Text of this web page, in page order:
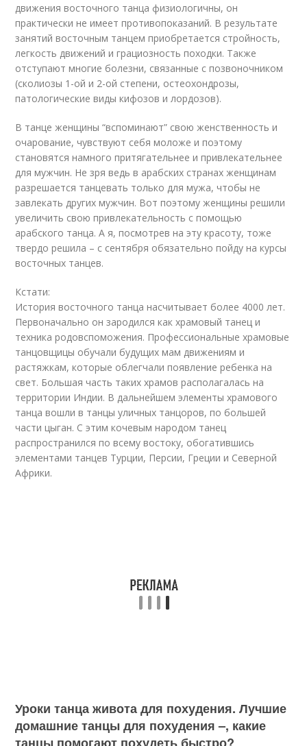
движения восточного танца физиологичны, он
практически не имеет противопоказаний. В результате
занятий восточным танцем приобретается стройность,
легкость движений и грациозность походки. Также
отступают многие болезни, связанные с позвоночником
(сколиозы 1-ой и 2-ой степени, остеохондрозы,
патологические виды кифозов и лордозов).
В танце женщины “вспоминают” свою женственность и
очарование, чувствуют себя моложе и поэтому
становятся намного притягательнее и привлекательнее
для мужчин. Не зря ведь в арабских странах женщинам
разрешается танцевать только для мужа, чтобы не
завлекать других мужчин. Вот поэтому женщины решили
увеличить свою привлекательность с помощью
арабского танца. А я, посмотрев на эту красоту, тоже
твердо решила – с сентября обязательно пойду на курсы
восточных танцев.
Кстати:
История восточного танца насчитывает более 4000 лет.
Первоначально он зародился как храмовый танец и
техника родовспоможения. Профессиональные храмовые
танцовщицы обучали будущих мам движениям и
растяжкам, которые облегчали появление ребенка на
свет. Большая часть таких храмов располагалась на
территории Индии. В дальнейшем элементы храмового
танца вошли в танцы уличных танцоров, по большей
части цыган. С этим кочевым народом танец
распространился по всему востоку, обогатившись
элементами танцев Турции, Персии, Греции и Северной
Африки.
Уроки танца живота для похудения. Лучшие
домашние танцы для похудения –, какие